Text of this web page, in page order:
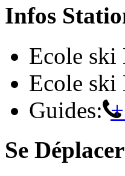
Infos
Ecole ski
Ecole ski
Guides:
Se Déplacer